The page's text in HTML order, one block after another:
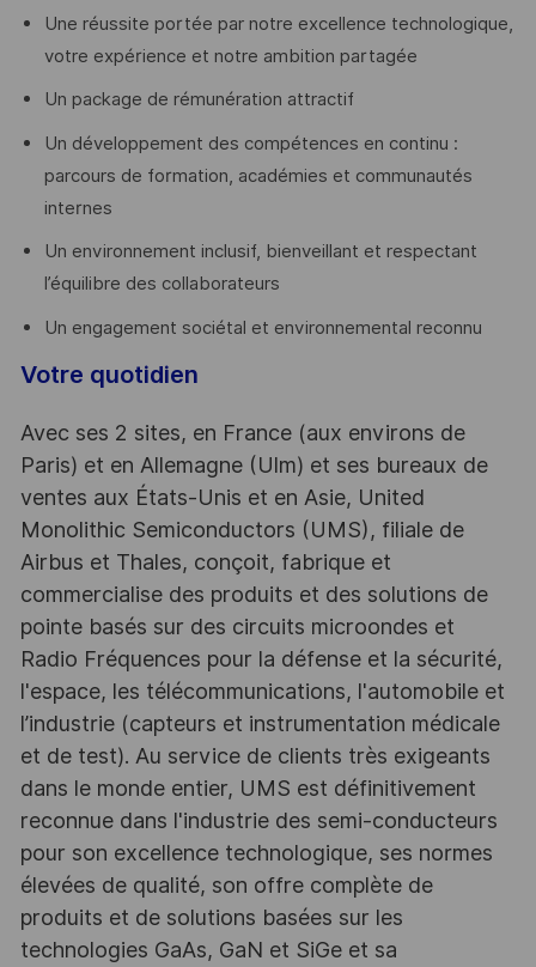
Une réussite portée par notre excellence technologique,
votre expérience et notre ambition partagée
Un package de rémunération attractif
Un développement des compétences en continu :
parcours de formation, académies et communautés
internes
Un environnement inclusif, bienveillant et respectant
l’équilibre des collaborateurs
Un engagement sociétal et environnemental reconnu
Votre quotidien
Avec ses 2 sites, en France (aux environs de
Paris) et en Allemagne (Ulm) et ses bureaux de
ventes aux États-Unis et en Asie, United
Monolithic Semiconductors (UMS), filiale de
Airbus et Thales, conçoit, fabrique et
commercialise des produits et des solutions de
pointe basés sur des circuits microondes et
Radio Fréquences pour la défense et la sécurité,
l'espace, les télécommunications, l'automobile et
l’industrie (capteurs et instrumentation médicale
et de test). Au service de clients très exigeants
dans le monde entier, UMS est définitivement
reconnue dans l'industrie des semi-conducteurs
pour son excellence technologique, ses normes
élevées de qualité, son offre complète de
produits et de solutions basées sur les
technologies GaAs, GaN et SiGe et sa